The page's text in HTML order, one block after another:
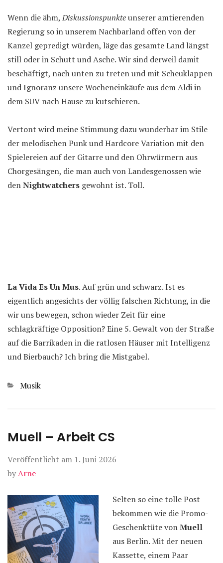
Wenn die ähm,Diskussionspunkteunserer amtierenden
Regierung so in unserem Nachbarland offen von der
Kanzel gepredigt würden, läge das gesamte Land längst
still oder in Schutt und Asche. Wir sind derweil damit
beschäftigt, nach unten zu treten und mit Scheuklappen
und Ignoranz unsere Wocheneinkäufe aus dem Aldi in
dem SUV nach Hause zu kutschieren.
Vertont wird meine Stimmung dazu wunderbar im Stile
der melodischen Punk und Hardcore Variation mit den
Spielereien auf der Gitarre und den Ohrwürmern aus
Chorgesängen, die man auch von Landesgenossen wie
denNightwatchers gewohnt ist. Toll.
La Vida Es Un Mus. Auf grün und schwarz. Ist es
eigentlich angesichts der völlig falschen Richtung, in die
wir uns bewegen, schon wieder Zeit für eine
schlagkräftige Opposition? Eine 5. Gewalt von der Straße
auf die Barrikaden in die ratlosen Häuser mit Intelligenz
und Bierbauch? Ich bring die Mistgabel.
Kategorien
Musik
Muell – Arbeit CS
Veröffentlicht am 1. Juni 2026
byArne
Selten so eine tolle Post
bekommen wie die Promo-
Geschenktüte vonMuell
aus Berlin. Mit der neuen
Kassette, einem Paar